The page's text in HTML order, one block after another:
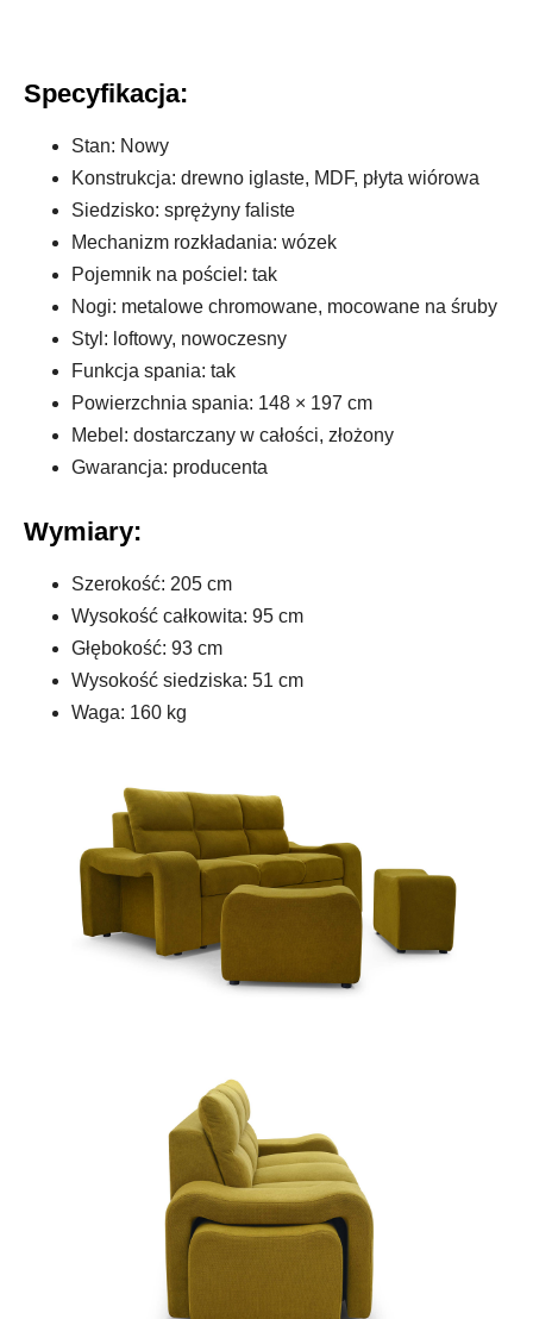
Specyfikacja:
Stan: Nowy
Konstrukcja: drewno iglaste, MDF, płyta wiórowa
Siedzisko: sprężyny faliste
Mechanizm rozkładania: wózek
Pojemnik na pościel: tak
Nogi: metalowe chromowane, mocowane na śruby
Styl: loftowy, nowoczesny
Funkcja spania: tak
Powierzchnia spania: 148 × 197 cm
Mebel: dostarczany w całości, złożony
Gwarancja: producenta
Wymiary:
Szerokość: 205 cm
Wysokość całkowita: 95 cm
Głębokość: 93 cm
Wysokość siedziska: 51 cm
Waga: 160 kg